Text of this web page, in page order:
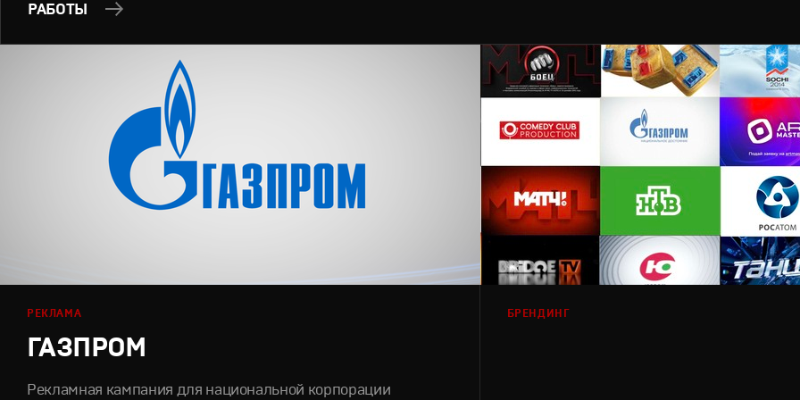
РАБОТЫ
РЕКЛАМА
ГАЗПРОМ
Рекламная кампания для национальной корпорации
БРЕНДИНГ